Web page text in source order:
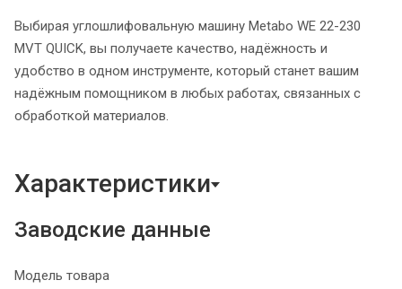
Выбирая углошлифовальную машину Metabo WE 22-230
MVT QUICK, вы получаете качество, надёжность и
удобство в одном инструменте, который станет вашим
надёжным помощником в любых работах, связанных с
обработкой материалов.
Характеристики
Заводские данные
Модель товара